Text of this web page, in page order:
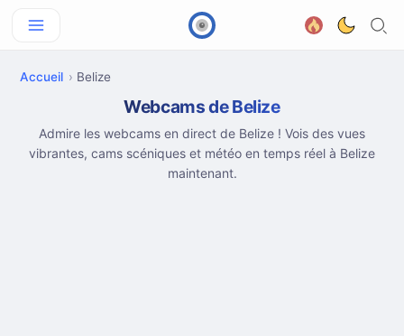
Accueil Belize
Webcams de Belize
Admire les webcams en direct de Belize ! Vois des vues
vibrantes, cams scéniques et météo en temps réel à Belize
maintenant.